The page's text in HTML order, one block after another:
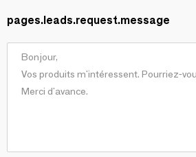
pages.leads.request.message